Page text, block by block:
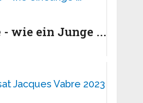
- wie ein Junge ...